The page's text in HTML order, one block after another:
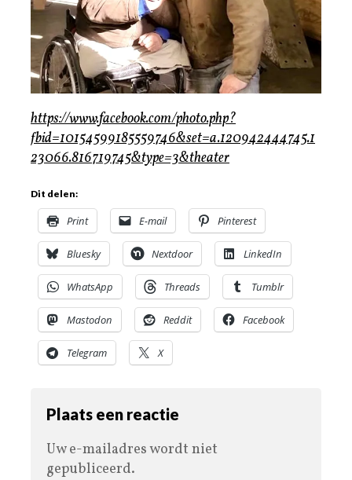
https://www.facebook.com/photo.php?
fbid=10154599185559746&set=a.120942444745.1
23066.816719745&type=3&theater
Dit delen:
Print E-mail Pinterest
Bluesky Nextdoor LinkedIn
WhatsApp Threads Tumblr
Mastodon Reddit Facebook
Telegram X
Plaats een reactie
Uw e-mailadres wordt niet
gepubliceerd.